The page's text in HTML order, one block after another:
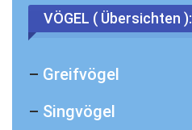
VÖGEL ( Übersichten ):
– Greifvögel
– Singvögel